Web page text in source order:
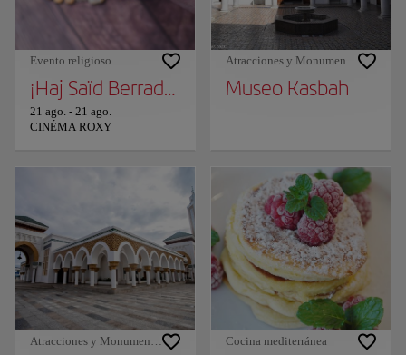
Evento religioso
¡Haj Saïd Berrada en Tánger!
21 ago. - 21 ago.
CINÉMA ROXY
Atracciones y Monumentos
Museo Kasbah
Atracciones y Monumentos Cocina mediterránea